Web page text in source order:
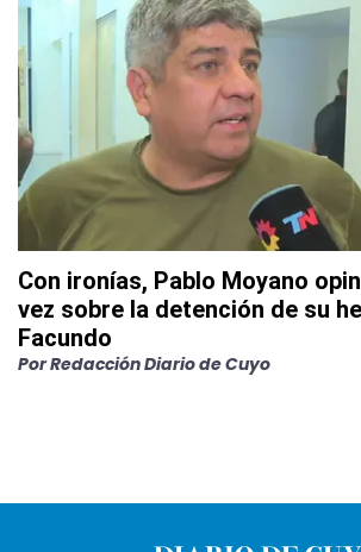
Con ironías, Pablo Moyano
vez sobre la detención de su
Facundo
PorRedacción Diario de Cuyo